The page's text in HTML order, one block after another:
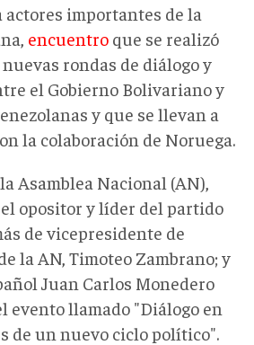
importantes de la
encuentro que se realizó
rondas de diálogo y
el Gobierno Bolivariano y
y que se llevan a
la colaboración de Noruega.
Asamblea Nacional (AN),
opositor y líder del partido
de vicepresidente de
la AN, Timoteo Zambrano; y
Juan Carlos Monedero
evento llamado "Diálogo en
de un nuevo ciclo político".